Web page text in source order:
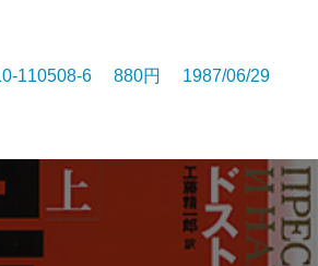
110508-6 880円 1987/06/29